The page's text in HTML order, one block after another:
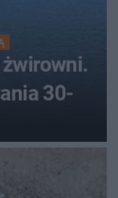
30-